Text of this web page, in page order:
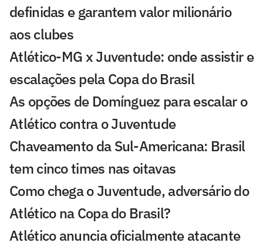
definidas e garantem valor milionário
aos clubes
Atlético-MG x Juventude: onde assistir e
escalações pela Copa do Brasil
As opções de Domínguez para escalar o
Atlético contra o Juventude
Chaveamento da Sul-Americana: Brasil
tem cinco times nas oitavas
Como chega o Juventude, adversário do
Atlético na Copa do Brasil?
Atlético anuncia oficialmente atacante